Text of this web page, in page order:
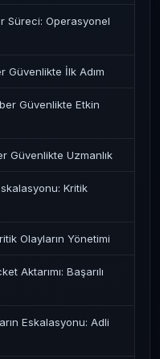
Süreci: Operasyonel
Güvenlikte İlk Adım
Güvenlikte Etkin
Güvenlikte Uzmanlık
Kritik
Olayların Yönetimi
Aktarımı: Başarılı
Eskalasyonu: Adli